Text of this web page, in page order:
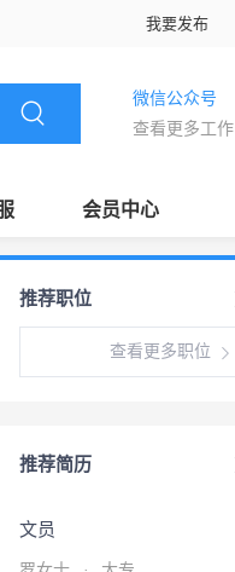
我要发布
微信公众号
查看更多工作
会员中心
推荐职位
查看更多职位
推荐简历
文员